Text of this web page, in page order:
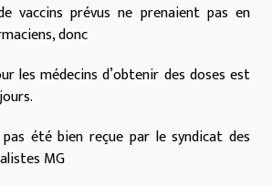
vaccins prévus ne prenaient pas en
donc
les médecins d’obtenir des doses est
pas été bien reçue par le syndicat des
MG